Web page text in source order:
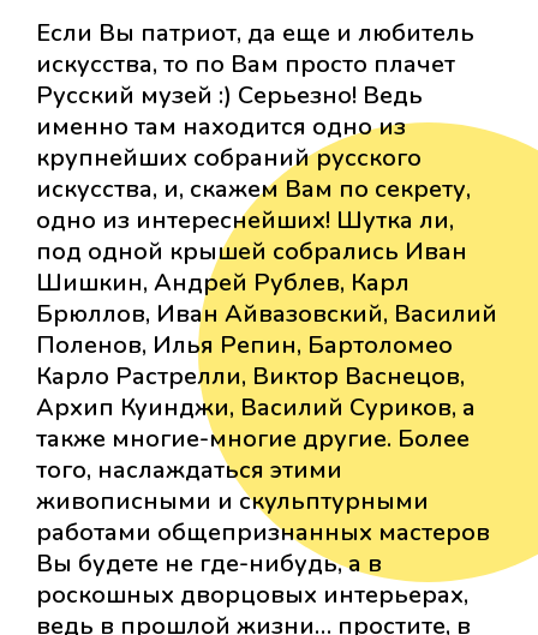
Если Вы патриот, да еще и любитель
искусства, то по Вам просто плачет
Русский музей :) Серьезно! Ведь
именно там находится одно из
крупнейших собраний русского
искусства, и, скажем Вам по секрету,
одно из интереснейших! Шутка ли,
под одной крышей собрались Иван
Шишкин, Андрей Рублев, Карл
Брюллов, Иван Айвазовский, Василий
Поленов, Илья Репин, Бартоломео
Карло Растрелли, Виктор Васнецов,
Архип Куинджи, Василий Суриков, а
также многие-многие другие. Более
того, наслаждаться этими
живописными и скульптурными
работами общепризнанных мастеров
Вы будете не где-нибудь, а в
роскошных дворцовых интерьерах,
ведь в прошлой жизни… простите, в